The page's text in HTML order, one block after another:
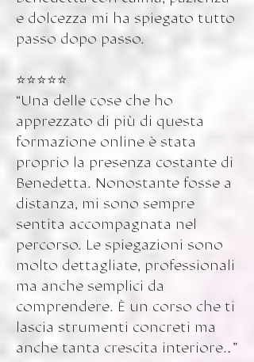
e dolcezza mi ha spiegato tutto
passo dopo passo.
⭐️⭐️⭐️⭐️⭐️
“Una delle cose che ho
apprezzato di più di questa
formazione online è stata
proprio la presenza costante di
Benedetta. Nonostante fosse a
distanza, mi sono sempre
sentita accompagnata nel
percorso. Le spiegazioni sono
molto dettagliate, professionali
ma anche semplici da
comprendere. È un corso che ti
lascia strumenti concreti ma
anche tanta crescita interiore…”